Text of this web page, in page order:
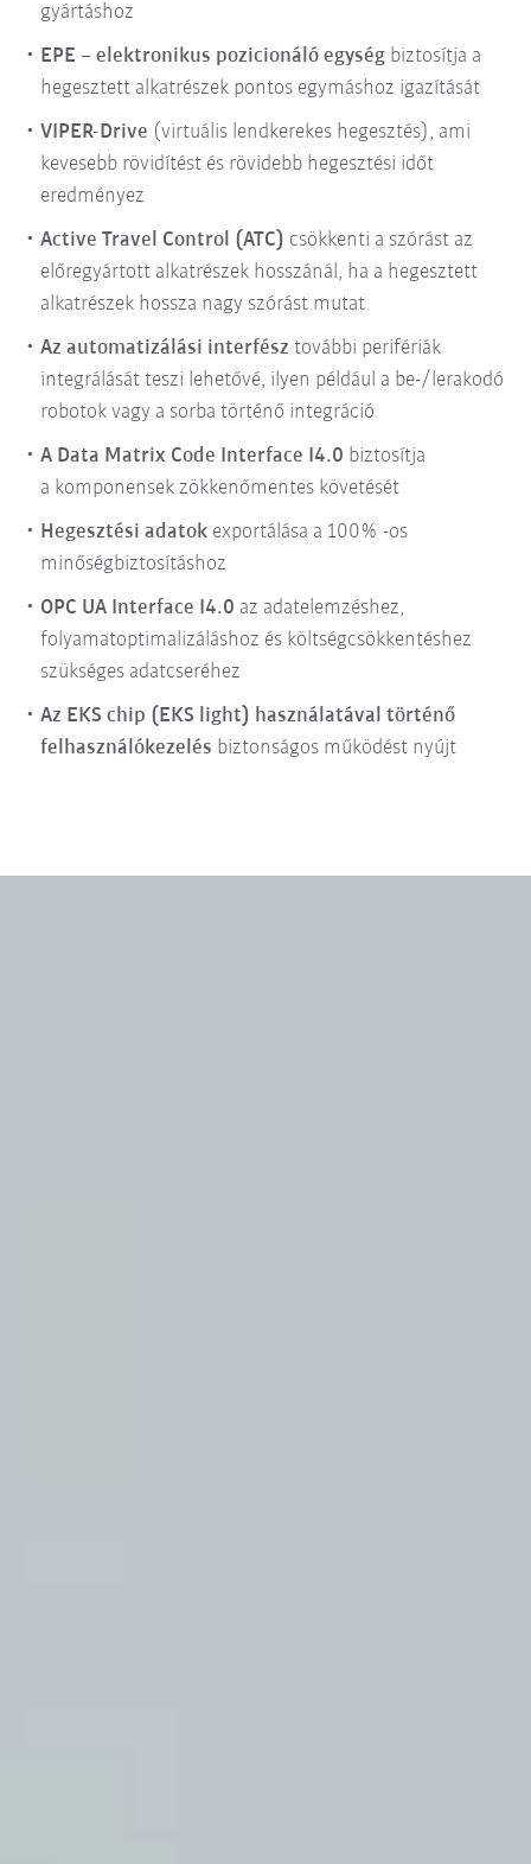
gyártáshoz
EPE – elektronikus pozicionáló egység biztosítja a
hegesztett alkatrészek pontos egymáshoz igazítását
VIPER-Drive (virtuális lendkerekes hegesztés), ami
kevesebb rövidítést és rövidebb hegesztési időt
eredményez
Active Travel Control (ATC) csökkenti a szórást az
előregyártott alkatrészek hosszánál, ha a hegesztett
alkatrészek hossza nagy szórást mutat
Az automatizálási interfész további perifériák
integrálását teszi lehetővé, ilyen például a be-/lerakodó
robotok vagy a sorba történő integráció
A Data Matrix Code Interface I4.0 biztosítja
a komponensek zökkenőmentes követését
Hegesztési adatok exportálása a 100% -os
minőségbiztosításhoz
OPC UA Interface I4.0 az adatelemzéshez,
folyamatoptimalizáláshoz és költségcsökkentéshez
szükséges adatcseréhez
Az EKS chip (EKS light) használatával történő
felhasználókezelés biztonságos működést nyújt